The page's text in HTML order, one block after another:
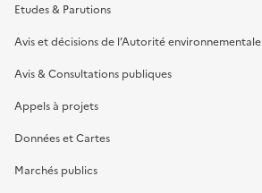
Etudes & Parutions
Avis et décisions de l’Autorité environnementale
Avis & Consultations publiques
Appels à projets
Données et Cartes
Marchés publics